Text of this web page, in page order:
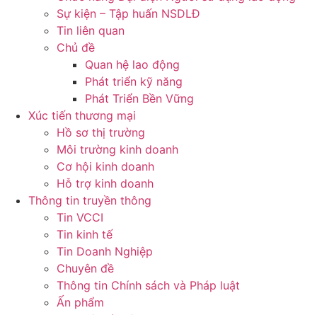
Sự kiện – Tập huấn NSDLĐ
Tin liên quan
Chủ đề
Quan hệ lao động
Phát triển kỹ năng
Phát Triển Bền Vững
Xúc tiến thương mại
Hồ sơ thị trường
Môi trường kinh doanh
Cơ hội kinh doanh
Hỗ trợ kinh doanh
Thông tin truyền thông
Tin VCCI
Tin kinh tế
Tin Doanh Nghiệp
Chuyên đề
Thông tin Chính sách và Pháp luật
Ấn phẩm